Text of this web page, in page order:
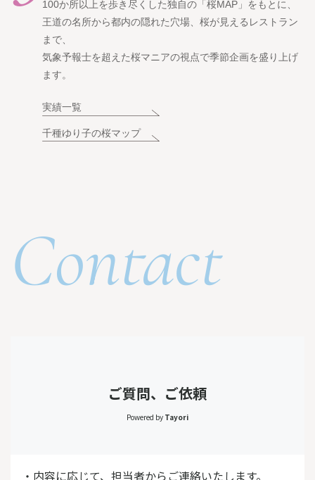
100か所以上を歩き尽くした独自の「桜MAP」をもとに、
王道の名所から都内の隠れた穴場、桜が見えるレストラン
まで、
気象予報士を超えた桜マニアの視点で季節企画を盛り上げ
ます。
実績一覧
千種ゆり子の桜マップ
Contact